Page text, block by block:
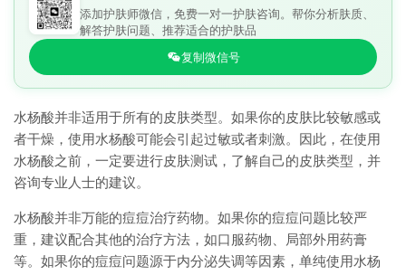
添加护肤师微信，免费一对一护肤咨询。帮你分析肤质、
解答护肤问题、推荐适合的护肤品
复制微信号
水杨酸并非适用于所有的皮肤类型。如果你的皮肤比较敏感或
者干燥，使用水杨酸可能会引起过敏或者刺激。因此，在使用
水杨酸之前，一定要进行皮肤测试，了解自己的皮肤类型，并
咨询专业人士的建议。
水杨酸并非万能的痘痘治疗药物。如果你的痘痘问题比较严
重，建议配合其他的治疗方法，如口服药物、局部外用药膏
等。如果你的痘痘问题源于内分泌失调等因素，单纯使用水杨